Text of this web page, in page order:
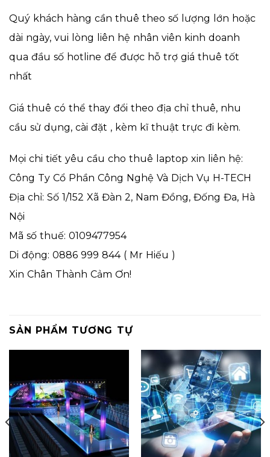
Quý khách hàng cần thuê theo số lượng lớn hoặc
dài ngày, vui lòng liên hệ nhân viên kinh doanh
qua đầu số hotline để được hỗ trợ giá thuê tốt
nhất
Giá thuê có thể thay đổi theo địa chỉ thuê, nhu
cầu sử dụng, cài đặt , kèm kĩ thuật trực đi kèm.
Mọi chi tiết yêu cầu cho thuê laptop xin liên hệ:
Công Ty Cổ Phần Công Nghệ Và Dịch Vụ H-TECH
Địa chỉ: Số 1/152 Xã Đàn 2, Nam Đồng, Đống Đa, Hà
Nội
Mã số thuế: 0109477954
Di động: 0886 999 844 ( Mr Hiếu )
Xin Chân Thành Cảm Ơn!
SẢN PHẨM TƯƠNG TỰ